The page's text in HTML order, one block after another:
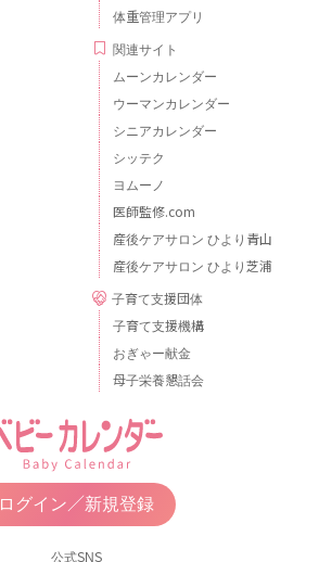
体重管理アプリ
関連サイト
ムーンカレンダー
ウーマンカレンダー
シニアカレンダー
シッテク
ヨムーノ
医師監修.com
産後ケアサロン ひより青山
産後ケアサロン ひより芝浦
子育て支援団体
子育て支援機構
おぎゃー献金
母子栄養懇話会
ログイン／新規登録
公式SNS